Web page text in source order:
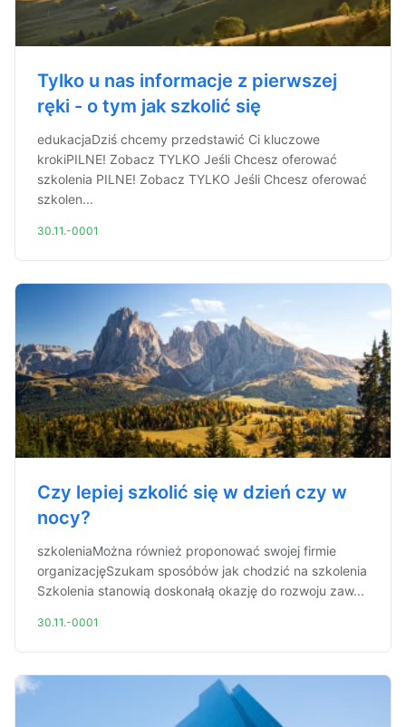
Tylko u nas informacje z pierwszej
ręki - o tym jak szkolić się
edukacjaDziś chcemy przedstawić Ci kluczowe
krokiPILNE! Zobacz TYLKO Jeśli Chcesz oferować
szkolenia PILNE! Zobacz TYLKO Jeśli Chcesz oferować
szkolen...
30.11.-0001
Czy lepiej szkolić się w dzień czy w
nocy?
szkoleniaMożna również proponować swojej firmie
organizacjęSzukam sposóbów jak chodzić na szkolenia
Szkolenia stanowią doskonałą okazję do rozwoju zaw...
30.11.-0001